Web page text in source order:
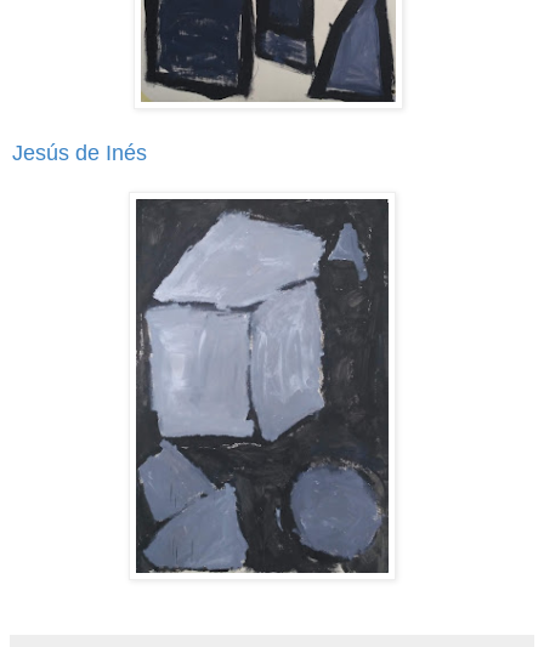
Jesús de Inés